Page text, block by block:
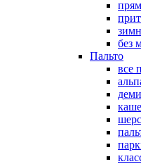
без
Пальто
все